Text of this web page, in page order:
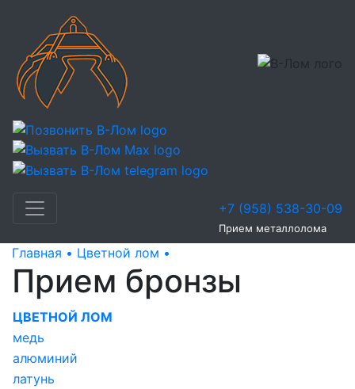
+7 (958) 538-30-09
Прием металлолома
Главная • Цветной лом •
Прием бронзы
ЦВЕТНОЙ ЛОМ
медь
алюминий
латунь